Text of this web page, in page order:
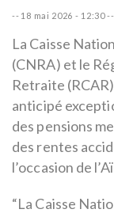
-- 18 mai 2026 - 12:30--
La Caisse
(CNRA) et le
Retraite
anticipé
des pensions
des rentes
l’occasion de
“La Caisse